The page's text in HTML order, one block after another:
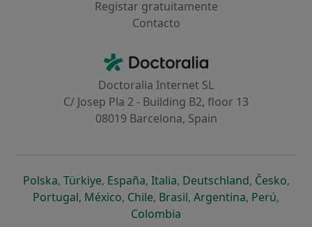
Registar gratuitamente
Contacto
Doctoralia - Homepage
Doctoralia Internet SL
C/ Josep Pla 2 - Building B2, floor 13
08019 Barcelona, Spain
Polskaabre num novo separador
, Türkiyeabre num novo separador
, Españaabre num novo separador
, Italiaabre num novo
, Deutschlandabre num
, Česko,
Portugalabre num novo separador
, Méxicoabre num novo separador
, Chileabre num novo separador
, Brasilabre num novo
, Argentinaabre num
, Perúabre
,
Colombia